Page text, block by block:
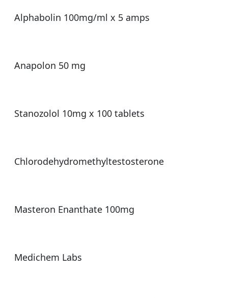
Alphabolin 100mg/ml x 5 amps
Anapolon 50 mg
Stanozolol 10mg x 100 tablets
Chlorodehydromethyltestosterone
Masteron Enanthate 100mg
Medichem Labs